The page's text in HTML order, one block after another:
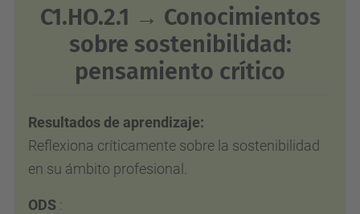
C1.HO.2.1 → Conocimientos
sobre sostenibilidad:
pensamiento crítico
Resultados de aprendizaje:
Reflexiona críticamente sobre la sostenibilidad
en su ámbito profesional.
ODS :